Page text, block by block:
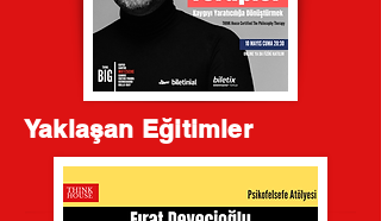
Yaklaşan Eğitimler